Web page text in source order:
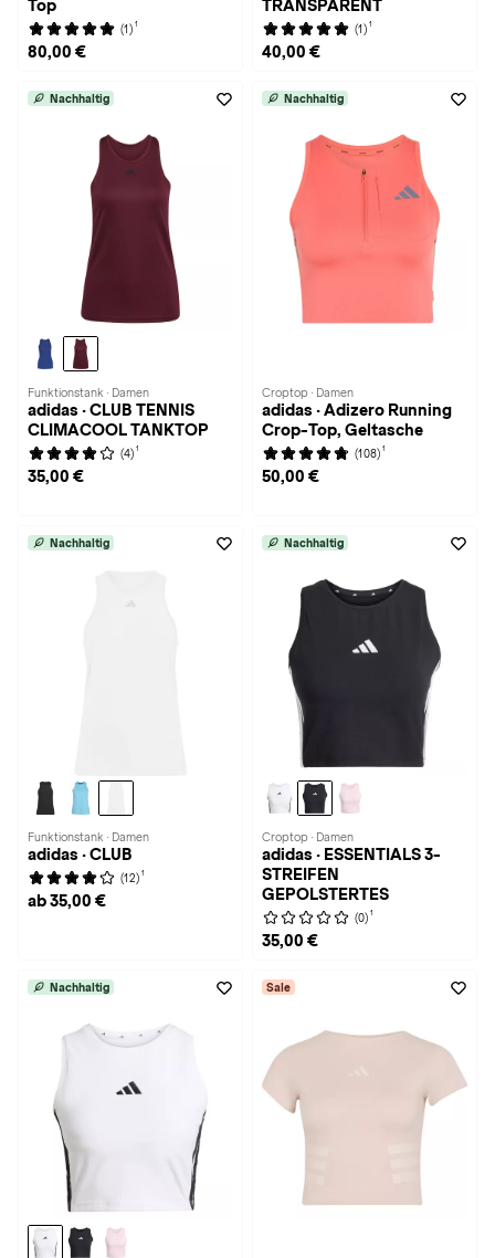
Top
(1) 1
80,00 €
TRANSPARENT
(1) 1
40,00 €
Nachhaltig
Funktionstank · Damen
adidas · CLUB TENNIS
CLIMACOOL TANKTOP
(4) 1
35,00 €
Nachhaltig
Croptop · Damen
adidas · Adizero Running
Crop-Top, Geltasche
(108) 1
50,00 €
Nachhaltig
Funktionstank · Damen
adidas · CLUB
(12) 1
ab 35,00 €
Nachhaltig
Croptop · Damen
adidas · ESSENTIALS 3-
STREIFEN
GEPOLSTERTES
(0) 1
35,00 €
Nachhaltig Sale